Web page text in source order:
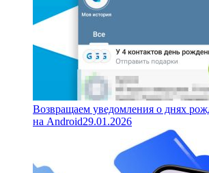
Возвращаем уведомления о днях
на Android29.01.2026